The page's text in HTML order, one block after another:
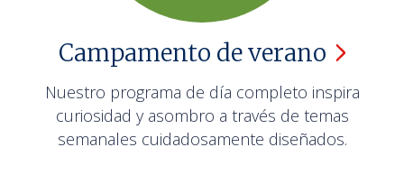
Campamento deverano
Nuestro programa de día completo inspira
curiosidad y asombro a través de temas
semanales cuidadosamente diseñados.